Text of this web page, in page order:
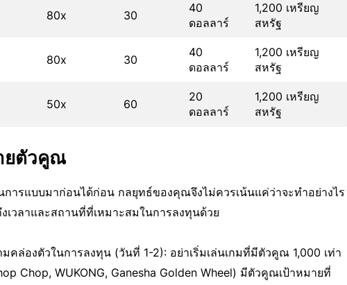
80x 30
40
ดอลลาร์
1,200 เหรียญ
สหรัฐ
80x 30
40
ดอลลาร์
1,200 เหรียญ
สหรัฐ
50x 60
20
ดอลลาร์
1,200 เหรียญ
สหรัฐ
ยตัวคูณ
การแบบมาก่อนได้ก่อน กลยุทธ์ของคุณจึงไม่ควรเน้นแค่ว่าจะทำอย่างไร
วลาและสถานที่ที่เหมาะสมในการลงทุนด้วย
มคล่องตัวในการลงทุน (วันที่ 1-2): อย่าเริ่มเล่นเกมที่มีตัวคูณ 1,000 เท่า
Chop, WUKONG, Ganesha Golden Wheel) มีตัวคูณเป้าหมายที่